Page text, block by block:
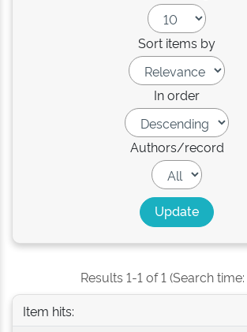
Sort items by
In order
Authors/record
Results 1-1 of 1 (Search
Item hits: